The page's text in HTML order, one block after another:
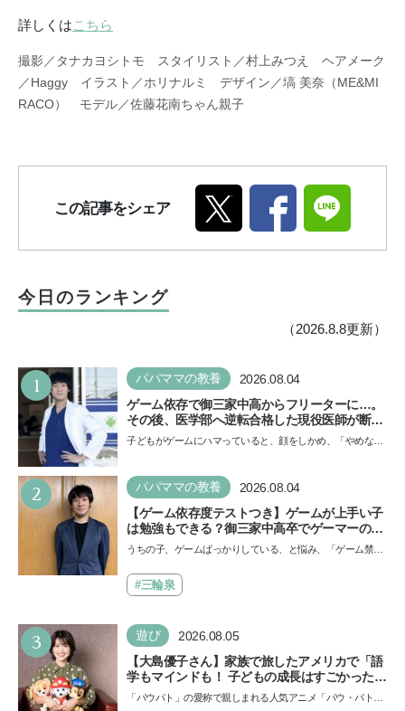
詳しくはこちら
撮影／タナカヨシトモ スタイリスト／村上みつえ ヘアメーク
／Haggy イラスト／ホリナルミ デザイン／塙 美奈（ME&MI
RACO） モデル／佐藤花南ちゃん親子
この記事をシェア
今日のランキング
（2026.8.8更新）
1 パパママの教養 2026.08.04
ゲーム依存で御三家中高からフリーターに…。
その後、医学部へ逆転合格した現役医師が断言
「ゲームの経験が受験勉強に役立った」そう考
子どもがゲームにハマっていると、顔をしかめ、「やめなさ
い…
2 パパママの教養 2026.08.04
【ゲーム依存度テストつき】ゲームが上手い子
は勉強もできる？御三家中高卒でゲーマーの医
師・阿部智史さんが教えるゲームしながら受験
うちの子、ゲームばっかりしている、と悩み、「ゲーム禁
も…#三輪泉
3 遊び 2026.08.05
【大島優子さん】家族で旅したアメリカで「語
学もマインドも！ 子どもの成長はすごかった」
声優をつとめた映画『パウ・パトロール ザ・ダ
「パウパト」の愛称で親しまれる人気アニメ「パウ・パトロ